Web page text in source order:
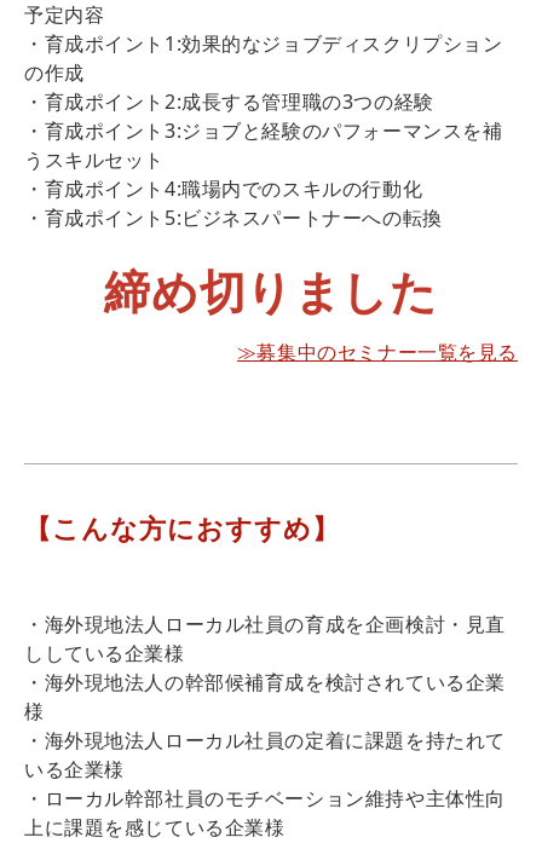
予定内容
・育成ポイント1:効果的なジョブディスクリプション
の作成
・育成ポイント2:成長する管理職の3つの経験
・育成ポイント3:ジョブと経験のパフォーマンスを補
うスキルセット
・育成ポイント4:職場内でのスキルの行動化
・育成ポイント5:ビジネスパートナーへの転換
締め切りました
≫募集中のセミナー一覧を見る
【こんな方におすすめ】
・海外現地法人ローカル社員の育成を企画検討・見直
ししている企業様
・海外現地法人の幹部候補育成を検討されている企業
様
・海外現地法人ローカル社員の定着に課題を持たれて
いる企業様
・ローカル幹部社員のモチベーション維持や主体性向
上に課題を感じている企業様